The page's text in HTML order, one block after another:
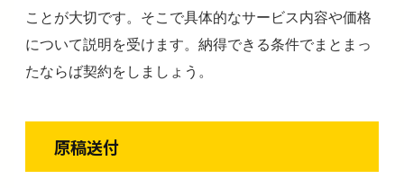
ことが大切です。そこで具体的なサービス内容や価格
について説明を受けます。納得できる条件でまとまっ
たならば契約をしましょう。
原稿送付